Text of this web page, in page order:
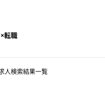
転職
人検索結果一覧